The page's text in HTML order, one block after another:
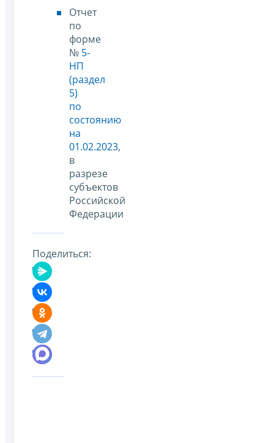
Отчет
по
форме
№ 5-
НП
(раздел
5)
по
состоянию
на
01.02.2023,
в
разрезе
субъектов
Российской
Федерации
Поделиться: